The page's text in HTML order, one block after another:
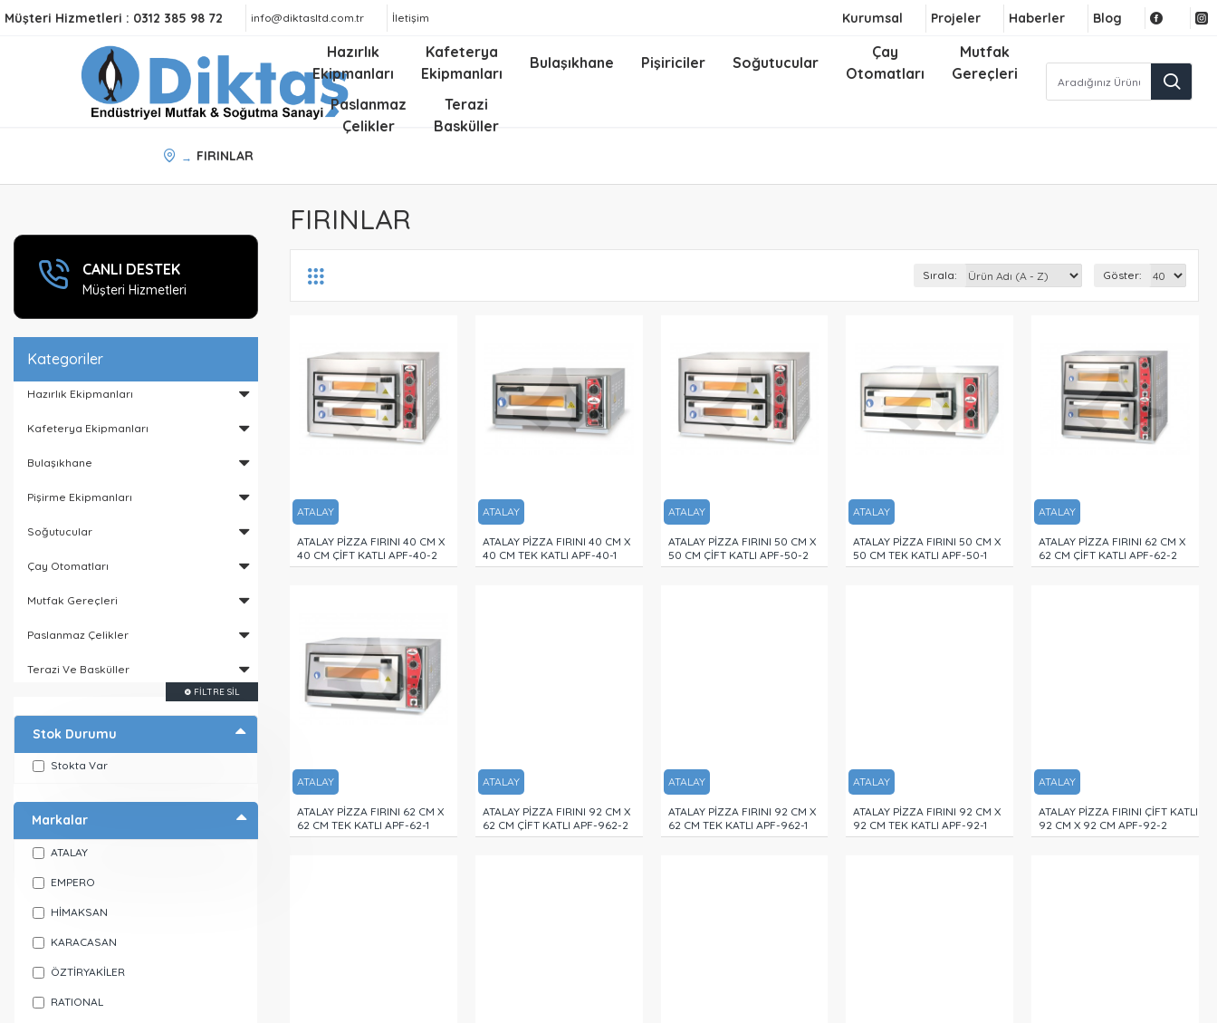
Müşteri Hizmetleri : 0312 385 98 72 info@diktasltd.com.tr İletişim Kurumsal Projeler Haberler Blog
Hazırlık
Ekipmanları
Kafeterya
Ekipmanları
Bulaşıkhane Pişiriciler Soğutucular
Çay
Otomatları
Mutfak
Gereçleri
Paslanmaz
Çelikler
Terazi
Basküller
FIRINLAR
CANLI DESTEK
Müşteri Hizmetleri
Kategoriler
Hazırlık Ekipmanları
Kafeterya Ekipmanları
Bulaşıkhane
Pişirme Ekipmanları
Soğutucular
Çay Otomatları
Mutfak Gereçleri
Paslanmaz Çelikler
Terazi Ve Basküller
FILTRE SIL
Markalar
ATALAY
EMPERO
HİMAKSAN
KARACASAN
ÖZTİRYAKİLER
RATIONAL
Stok Durumu
Stokta Var
FIRINLAR
Sırala: Göster:
ATALAY
ATALAY PİZZA FIRINI 40 CM X
40 CM ÇİFT KATLI APF-40-2
ATALAY
ATALAY PİZZA FIRINI 40 CM X
40 CM TEK KATLI APF-40-1
ATALAY
ATALAY PİZZA FIRINI 50 CM X
50 CM ÇİFT KATLI APF-50-2
ATALAY
ATALAY PİZZA FIRINI 50 CM X
50 CM TEK KATLI APF-50-1
ATALAY
ATALAY PİZZA FIRINI 62 CM X
62 CM ÇİFT KATLI APF-62-2
ATALAY
ATALAY PİZZA FIRINI 62 CM X
62 CM TEK KATLI APF-62-1
ATALAY
ATALAY PİZZA FIRINI 92 CM X
62 CM ÇİFT KATLI APF-962-2
ATALAY
ATALAY PİZZA FIRINI 92 CM X
62 CM TEK KATLI APF-962-1
ATALAY
ATALAY PİZZA FIRINI 92 CM X
92 CM TEK KATLI APF-92-1
ATALAY
ATALAY PİZZA FIRINI ÇİFT KATLI
92 CM X 92 CM APF-92-2